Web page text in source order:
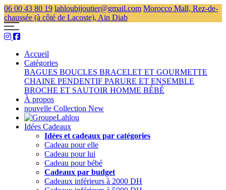
06 00 43 80 19 lahloubijoutier@gmail.com Morocco Mall, Rez-de-
chaussée (à côté de Lacoste), Ain Diab
Accueil
Catégories
BAGUES BOUCLES BRACELET ET GOURMETTE
CHAINE PENDENTIF PARURE ET ENSEMBLE
BROCHE ET SAUTOIR HOMME BÉBÉ
À propos
nouvelle Collection New
Idées Cadeaux
Idées et cadeaux par catégories
Cadeau pour elle
Cadeau pour lui
Cadeau pour bébé
Cadeaux par budget
Cadeaux inférieurs à 2000 DH